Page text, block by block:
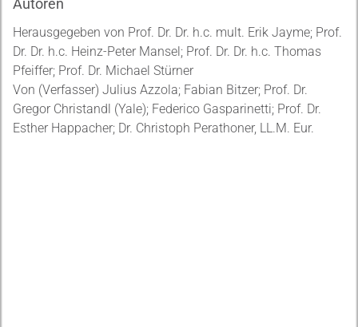
Herausgegeben von Prof. Dr. Dr. h.c. mult. Erik Jayme; Prof.
Dr. Dr. h.c. Heinz-Peter Mansel; Prof. Dr. Dr. h.c. Thomas
Pfeiffer; Prof. Dr. Michael Stürner
Von (Verfasser) Julius Azzola; Fabian Bitzer; Prof. Dr.
Gregor Christandl (Yale); Federico Gasparinetti; Prof. Dr.
Esther Happacher; Dr. Christoph Perathoner, LL.M. Eur.